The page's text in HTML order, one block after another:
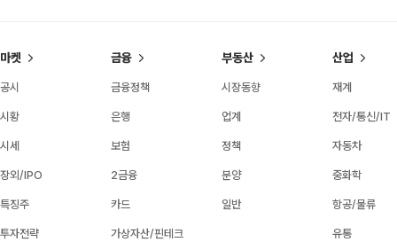
마켓
공시
시황
시세
장외/IPO
특징주
투자전략
금융
금융정책
은행
보험
2금융
카드
가상자산/핀테크
부동산
시장동향
업계
정책
분양
일반
산업
재계
전자/통신/IT
자동차
중화학
항공/물류
유통